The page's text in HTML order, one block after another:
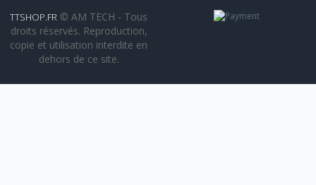
TTSHOP.FR © AM TECH - Tous
droits réservés. Reproduction,
copie et utilisation interdite en
dehors de ce site.